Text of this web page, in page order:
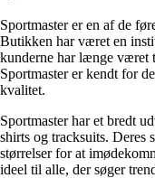
Sportmaster er en af de
Butikken har været en
kunderne har længe været
Sportmaster er kendt for
kvalitet.
Sportmaster har et bredt
shirts og tracksuits. Deres
størrelser for at
ideel til alle, der søger